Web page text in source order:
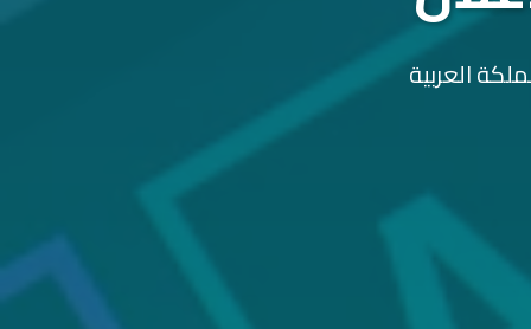
العربية